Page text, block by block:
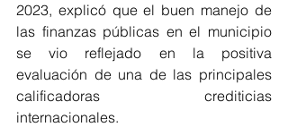
2023, explicó que el buen manejo de
las finanzas públicas en el municipio
se vio reflejado en la positiva
evaluación de una de las principales
calificadoras crediticias
internacionales.